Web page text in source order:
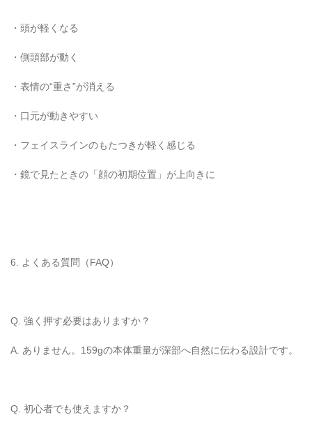
・頭が軽くなる
・側頭部が動く
・表情の“重さ”が消える
・口元が動きやすい
・フェイスラインのもたつきが軽く感じる
・鏡で見たときの「顔の初期位置」が上向きに
6. よくある質問（FAQ）
Q. 強く押す必要はありますか？
A. ありません。159gの本体重量が深部へ自然に伝わる設計です。
Q. 初心者でも使えますか？